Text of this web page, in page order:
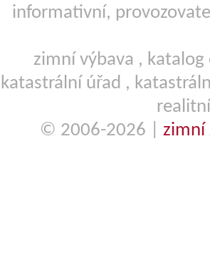
informativní,
zimní výbava , katalog
katastrální úřad ,
© 2006-2026 | zimní